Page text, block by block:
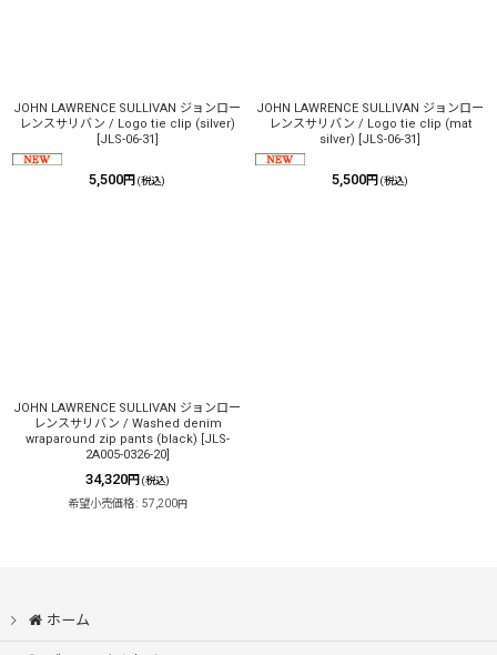
JOHN LAWRENCE SULLIVAN ジョンロー
レンスサリバン / Logo tie clip (silver)
JLS-06-31
5,500円 (税込)
JOHN LAWRENCE SULLIVAN ジョンロー
レンスサリバン / Logo tie clip (mat
silver)
JLS-06-31
5,500円 (税込)
JOHN LAWRENCE SULLIVAN ジョンロー
レンスサリバン / Washed denim
wraparound zip pants (black)
JLS-
2A005-0326-20]
34,320円 (税込)
希望小売価格: 57,200円
ホーム